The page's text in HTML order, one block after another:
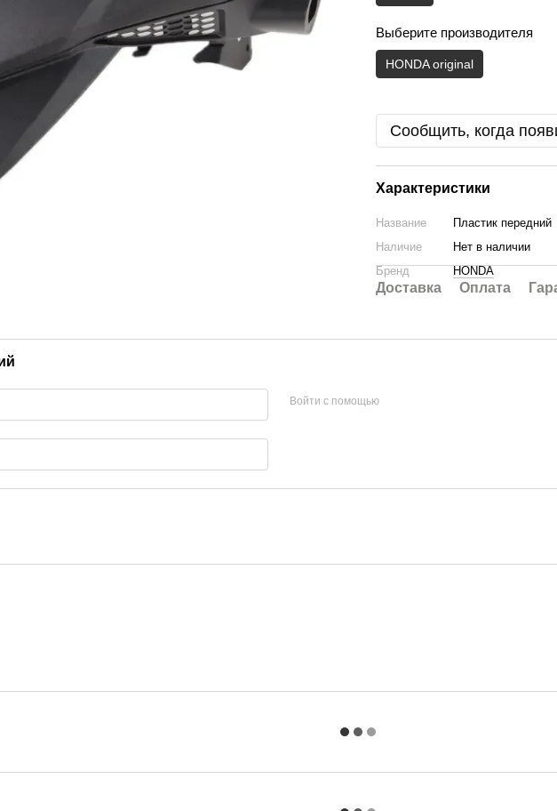
Выберите производителя
HONDA original
Сообщить, когда
Характеристики
Название
Пластик передний
Наличие
Нет в наличии
Бренд
HONDA
Доставка Оплата
Войти с помощью